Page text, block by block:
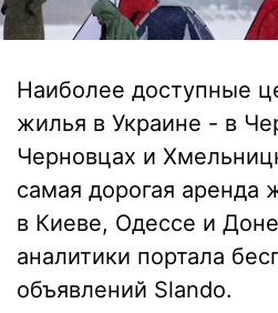
Наиболее доступные
жилья в Украине - в
Черновцах и
самая дорогая аренда
в Киеве, Одессе и
аналитики портала
объявлений Slandо.